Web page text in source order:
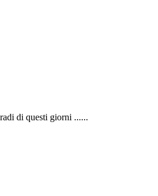
di questi giorni ......